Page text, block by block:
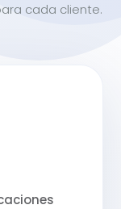
cada cliente.